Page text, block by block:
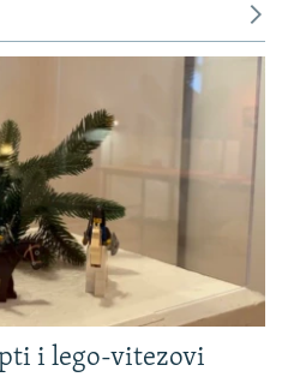
i lego-vitezovi